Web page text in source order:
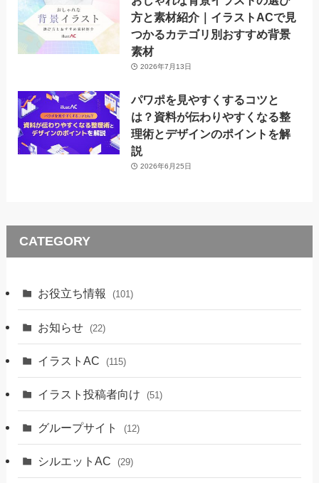
方と素材紹介｜イラストACで見
つかるカテゴリ別おすすめ背景
素材
2026年7月13日
パワポを見やすくするコツと
は？資料が伝わりやすくなる整
理術とデザインのポイントを解
説
2026年6月25日
CATEGORY
お役立ち情報 (101)
お知らせ (22)
イラストAC (115)
イラスト投稿者向け (51)
グループサイト (12)
シルエットAC (29)